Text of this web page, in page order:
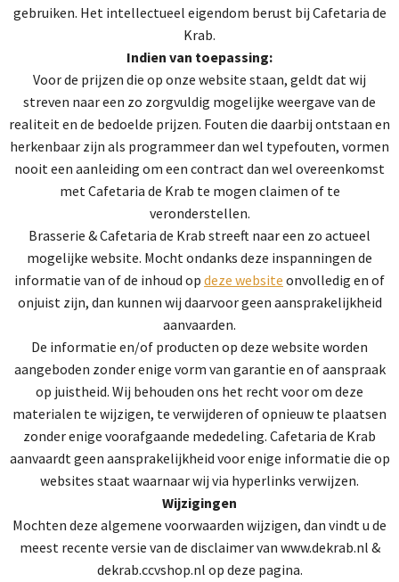
gebruiken. Het intellectueel eigendom berust bij Cafetaria de
Krab.
Indien van toepassing:
Voor de prijzen die op onze website staan, geldt dat wij
streven naar een zo zorgvuldig mogelijke weergave van de
realiteit en de bedoelde prijzen. Fouten die daarbij ontstaan en
herkenbaar zijn als programmeer dan wel typefouten, vormen
nooit een aanleiding om een contract dan wel overeenkomst
met Cafetaria de Krab te mogen claimen of te
veronderstellen.
Brasserie & Cafetaria de Krab streeft naar een zo actueel
mogelijke website. Mocht ondanks deze inspanningen de
informatie van of de inhoud op deze website onvolledig en of
onjuist zijn, dan kunnen wij daarvoor geen aansprakelijkheid
aanvaarden.
De informatie en/of producten op deze website worden
aangeboden zonder enige vorm van garantie en of aanspraak
op juistheid. Wij behouden ons het recht voor om deze
materialen te wijzigen, te verwijderen of opnieuw te plaatsen
zonder enige voorafgaande mededeling. Cafetaria de Krab
aanvaardt geen aansprakelijkheid voor enige informatie die op
websites staat waarnaar wij via hyperlinks verwijzen.
Wijzigingen
Mochten deze algemene voorwaarden wijzigen, dan vindt u de
meest recente versie van de disclaimer van www.dekrab.nl &
dekrab.ccvshop.nl op deze pagina.